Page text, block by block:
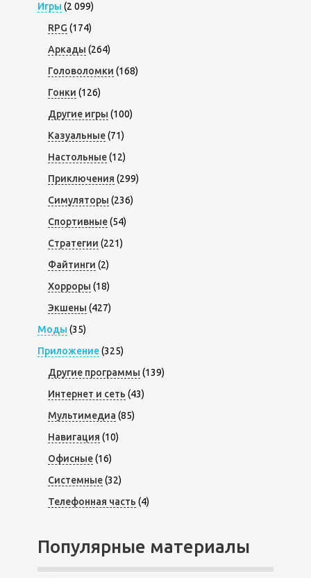
Игры (2 099)
RPG (174)
Аркады (264)
Головоломки (168)
Гонки (126)
Другие игры (100)
Казуальные(71)
Настольные(12)
Приключения (299)
Симуляторы (236)
Спортивные(54)
Стратегии (221)
Файтинги (2)
Хорроры (18)
Экшены (427)
Моды (35)
Приложение(325)
Другие программы (139)
Интернет и сеть (43)
Мультимедиа (85)
Навигация (10)
Офисные(16)
Системные(32)
Телефонная часть (4)
Популярные материалы